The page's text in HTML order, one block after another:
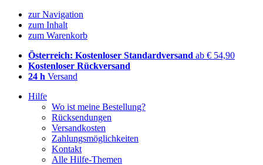
zur Navigation
zum Inhalt
zum Warenkorb
Österreich: Kostenloser Standardversand ab € 54,90
Kostenloser Rückversand
24 h Versand
Hilfe
Wo ist meine Bestellung?
Rücksendungen
Versandkosten
Zahlungsmöglichkeiten
Kontakt
Alle Hilfe-Themen